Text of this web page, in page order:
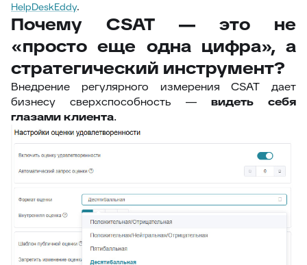
HelpDeskEddy.
Почему CSAT — это не
«просто еще одна цифра», а
стратегический инструмент?
Внедрение регулярного измерения CSAT дает
бизнесу сверхспособность — видеть себя
глазами клиента.